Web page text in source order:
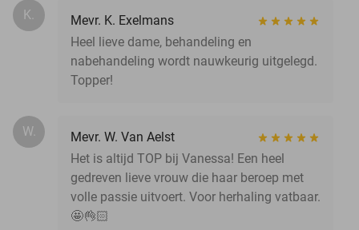
K.
Mevr. K. Exelmans
Heel lieve dame, behandeling en
nabehandeling wordt nauwkeurig uitgelegd.
Topper!
W.
Mevr. W. Van Aelst
Het is altijd TOP bij Vanessa! Een heel
gedreven lieve vrouw die haar beroep met
volle passie uitvoert. Voor herhaling vatbaar.
🤩👌🏻